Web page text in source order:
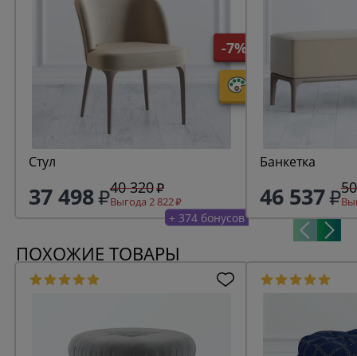
-7%
Стул
37 498 40 320
Выгода 2 822
+ 374 бонусов
Банкетка
46 537
ПОХОЖИЕ ТОВАРЫ